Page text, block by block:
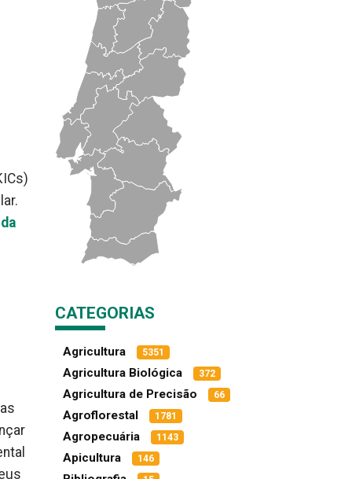
CATEGORIAS
Agricultura 5351
Agricultura Biológica 372
Agricultura de Precisão 66
Agroflorestal 1781
Agropecuária 1143
Apicultura 146